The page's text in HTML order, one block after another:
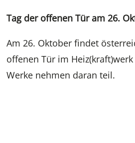
Tag der offenen Tür am 26.
Am 26. Oktober findet
offenen Tür im
Werke nehmen daran teil.